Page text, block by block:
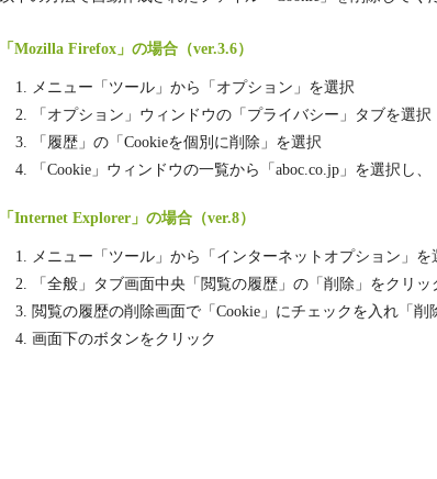
「Mozilla Firefox」の場合（ver.3.6）
メニュー「ツール」から「オプション」を選択
「オプション」ウィンドウの「プライバシー」タブを選択
「履歴」の「Cookieを個別に削除」を選択
「Cookie」ウィンドウの一覧から「aboc.co.jp」を選択し
「Internet Explorer」の場合（ver.8）
メニュー「ツール」から「インターネットオプション」を
「全般」タブ画面中央「閲覧の履歴」の「削除」をクリッ
閲覧の履歴の削除画面で「Cookie」にチェックを入れ「削
画面下のボタンをクリック